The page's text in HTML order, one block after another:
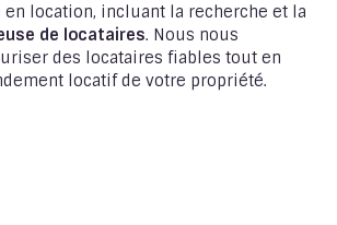
location, incluant la recherche et la
de locataires. Nous nous
des locataires fiables tout en
locatif de votre propriété.